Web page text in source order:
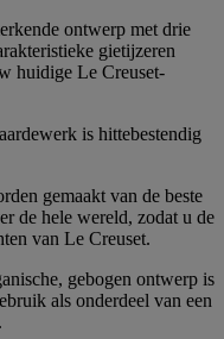
ontwerp met drie
gietijzeren
huidige Le Creuset-
is hittebestendig
gemaakt van de beste
de hele wereld, zodat u de
van Le Creuset.
gebogen ontwerp is
als onderdeel van een